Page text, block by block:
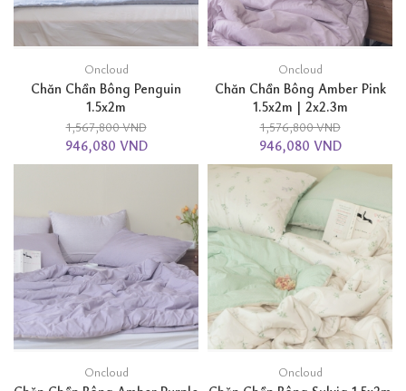
Oncloud
Chăn Chần Bông Penguin
1.5x2m
1,567,800 VND
946,080 VND
Oncloud
Chăn Chần Bông Amber Pink
1.5x2m | 2x2.3m
1,576,800 VND
946,080 VND
Oncloud Oncloud